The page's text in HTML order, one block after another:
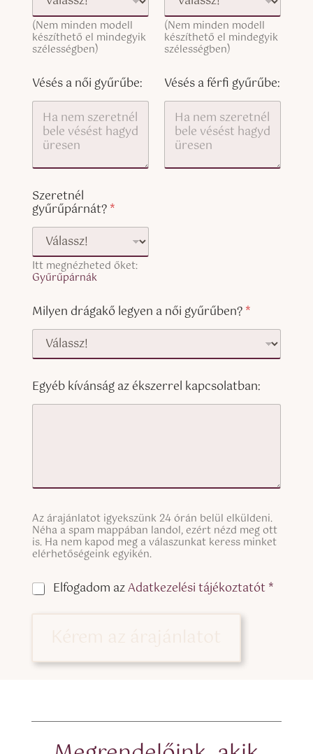
c
o
p
y
T
e
x
t
c
o
(Nem minden modell
készíthető el mindegyik
szélességben)
(Nem minden modell
készíthető el mindegyik
szélességben)
Vésés a női gyűrűbe: Vésés a férfi gyűrűbe:
Szeretnél
gyűrűpárnát?*
Itt megnézheted őket:
Gyűrűpárnák
Milyen drágakő legyen a női gyűrűben?*
Egyéb kívánság az ékszerrel kapcsolatban:
S
i
n
g
e
L
e
o
Az árajánlatot igyekszünk 24 órán belül elküldeni.
Néha a spam mappában landol, ezért nézd meg ott
is. Ha nem kapod meg a válaszunkat keress minket
elérhetőségeink egyikén.
F
é
g
y
é
C
h
o
*
Elfogadom azAdatkezelési tájékoztatót *